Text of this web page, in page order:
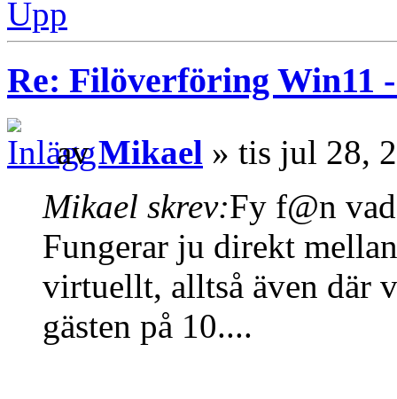
Upp
Re: Filöverföring Win11
avMikael » tis jul 28,
Mikael skrev:Fy f@n
Fungerar ju direkt
virtuellt, alltså även där
gästen på 10....